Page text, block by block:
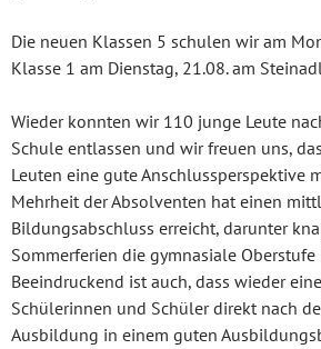
Die neuen Klassen 5 schulen wir am
Klasse 1 am Dienstag, 21.08. am
Wieder konnten wir 110 junge Leute
Schule entlassen und wir freuen uns,
Leuten eine gute Anschlussperspektive
Mehrheit der Absolventen hat einen
Bildungsabschluss erreicht, darunter
Sommerferien die gymnasiale Oberstufe
Beeindruckend ist auch, dass wieder
Schülerinnen und Schüler direkt nach
Ausbildung in einem guten